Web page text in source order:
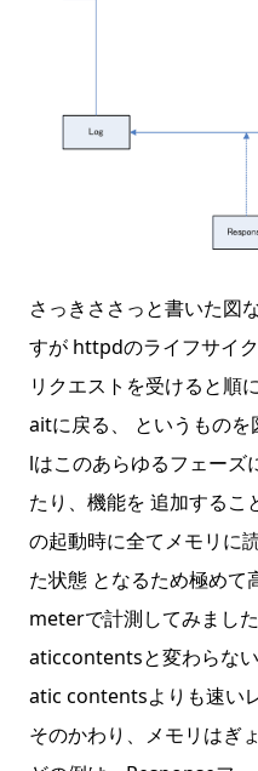
さっきささっと書いた図
すが httpdのライフサイ
リクエストを受けると順
aitに戻る、 というもの
lはこのあらゆるフェーズ
たり、機能を 追加する
の起動時に全てメモリに
た状態 となるため極めて
meterで計測してみまし
aticcontentsと変わらな
atic contentsよりも速い
そのかわり、メモリはぎ